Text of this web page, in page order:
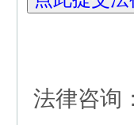
法律咨询